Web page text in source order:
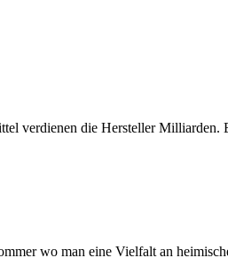
verdienen die Hersteller
wo man eine Vielfalt an